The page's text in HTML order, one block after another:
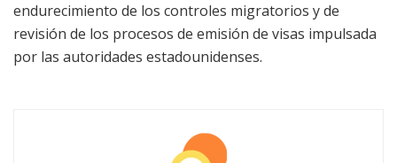
endurecimiento de los controles migratorios y de
revisión de los procesos de emisión de visas impulsada
por las autoridades estadounidenses.